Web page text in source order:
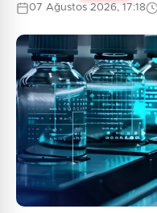
07 Ağustos 2026, 17:18